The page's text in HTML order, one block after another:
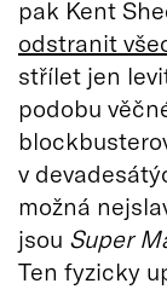
pak Kent
odstranit
střílet jen
podobu
v
možná
jsou Super
Ten fyzicky